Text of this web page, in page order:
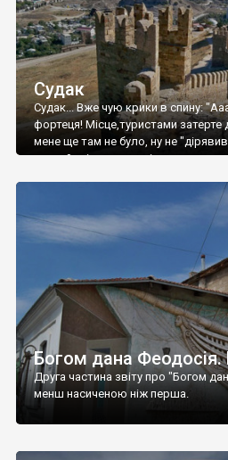
Судак
Судак... Вже чую крики в спину:
фортеця! Місце,туристами
мене ще там не було, ну не
принаймні до цього літа.
Богом дана Феодосія.
Друга частина звіту про "Богом
менш насиченою ніж перша.